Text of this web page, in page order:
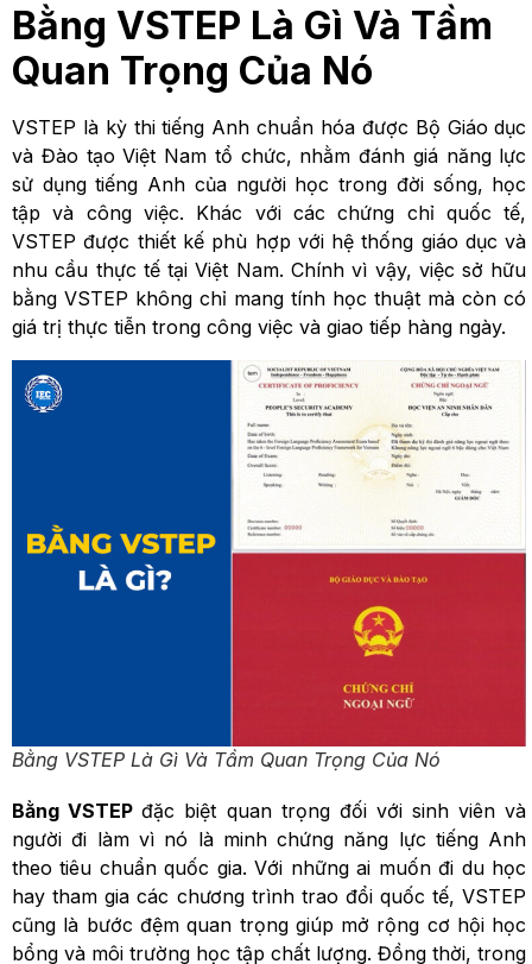
Bằng VSTEP Là Gì Và Tầm
Quan Trọng Của Nó
VSTEP là kỳ thi tiếng Anh chuẩn hóa được Bộ Giáo dục
và Đào tạo Việt Nam tổ chức, nhằm đánh giá năng lực
sử dụng tiếng Anh của người học trong đời sống, học
tập và công việc. Khác với các chứng chỉ quốc tế,
VSTEP được thiết kế phù hợp với hệ thống giáo dục và
nhu cầu thực tế tại Việt Nam. Chính vì vậy, việc sở hữu
bằng VSTEP không chỉ mang tính học thuật mà còn có
giá trị thực tiễn trong công việc và giao tiếp hàng ngày.
Bằng VSTEP Là Gì Và Tầm Quan Trọng Của Nó
Bằng VSTEPđặc biệt quan trọng đối với sinh viên và
người đi làm vì nó là minh chứng năng lực tiếng Anh
theo tiêu chuẩn quốc gia. Với những ai muốn đi du học
hay tham gia các chương trình trao đổi quốc tế, VSTEP
cũng là bước đệm quan trọng giúp mở rộng cơ hội học
bổng và môi trường học tập chất lượng. Đồng thời, trong